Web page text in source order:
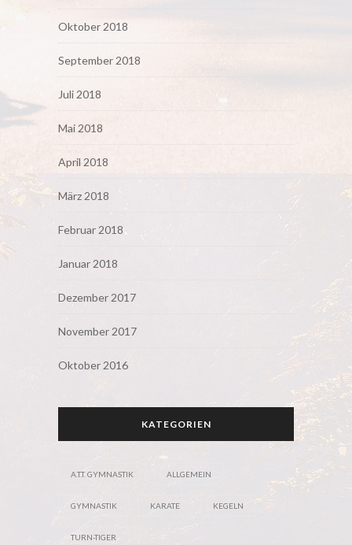
Oktober 2018
September 2018
Juli 2018
Mai 2018
April 2018
März 2018
Februar 2018
Januar 2018
Dezember 2017
November 2017
Oktober 2016
KATEGORIEN
A.T.T. GYMNASTIK ALLGEMEIN
GYMNASTIK KARATE KEGELN
TURN-TIGER